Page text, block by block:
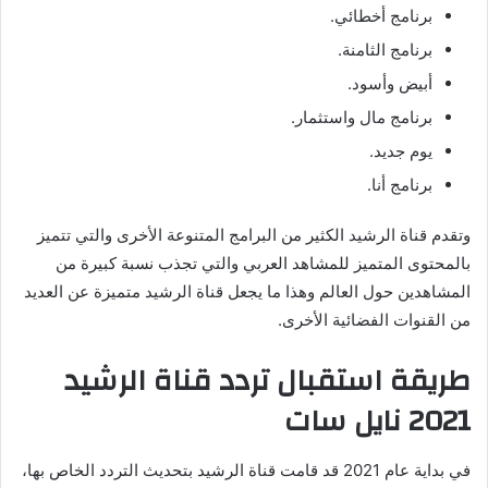
برنامج أخطائي.
برنامج الثامنة.
أبيض وأسود.
برنامج مال واستثمار.
يوم جديد.
برنامج أنا.
وتقدم قناة الرشيد الكثير من البرامج المتنوعة الأخرى والتي تتميز
بالمحتوى المتميز للمشاهد العربي والتي تجذب نسبة كبيرة من
المشاهدين حول العالم وهذا ما يجعل قناة الرشيد متميزة عن العديد
من القنوات الفضائية الأخرى.
طريقة استقبال تردد قناة الرشيد
2021 نايل سات
في بداية عام 2021 قد قامت قناة الرشيد بتحديث التردد الخاص بها،